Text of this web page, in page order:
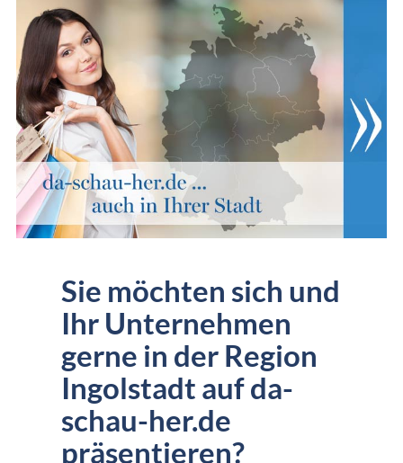
Sie möchten sich und
Ihr Unternehmen
gerne in der Region
Ingolstadt auf da-
schau-her.de
präsentieren?